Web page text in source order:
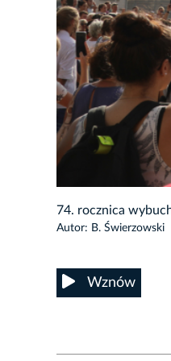
74. rocznica
Autor: B. Świerzowski
Wznów